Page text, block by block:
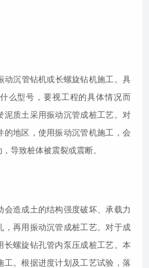
动沉管钻机或长螺旋钻机施工。具
么型号，要视工程的具体情况而
泥质土采用振动沉管成桩工艺。对
的地区，使用振动沉管机施工，会
导致桩体被震裂或震断。
会造成土的结构强度破坏、承载力
，再用振动沉管成桩工艺。对于成
长螺旋钻孔管内泵压成桩工艺。本
工。根据进度计划及工艺试验，落